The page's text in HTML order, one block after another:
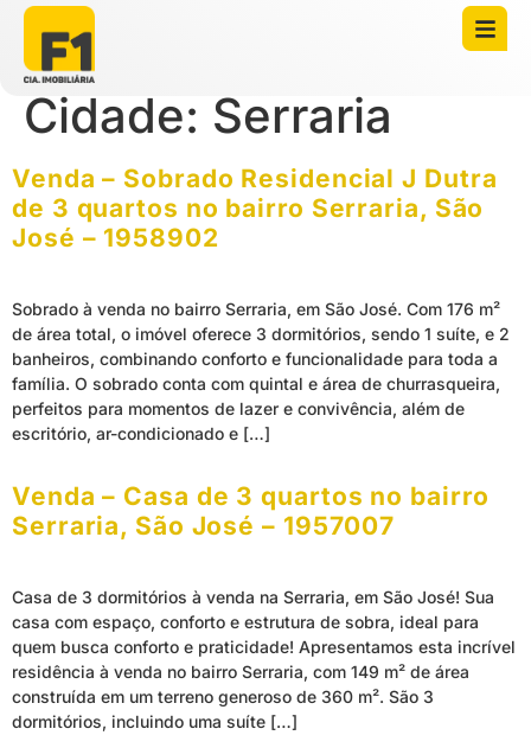
Cidade: Serraria
Venda – Sobrado Residencial J Dutra
de 3 quartos no bairro Serraria, São
José – 1958902
Sobrado à venda no bairro Serraria, em São José. Com 176 m²
de área total, o imóvel oferece 3 dormitórios, sendo 1 suíte, e 2
banheiros, combinando conforto e funcionalidade para toda a
família. O sobrado conta com quintal e área de churrasqueira,
perfeitos para momentos de lazer e convivência, além de
escritório, ar-condicionado e […]
Venda – Casa de 3 quartos no bairro
Serraria, São José – 1957007
Casa de 3 dormitórios à venda na Serraria, em São José! Sua
casa com espaço, conforto e estrutura de sobra, ideal para
quem busca conforto e praticidade! Apresentamos esta incrível
residência à venda no bairro Serraria, com 149 m² de área
construída em um terreno generoso de 360 m². São 3
dormitórios, incluindo uma suíte […]